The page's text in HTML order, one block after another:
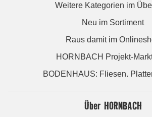
Weitere Kategorien im
Neu im Sortiment
Raus damit im
HORNBACH Projekt-
BODENHAUS: Fliesen.
Über HORNBACH